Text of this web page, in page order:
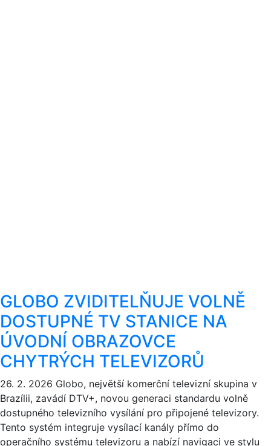
GLOBO ZVIDITELŇUJE VOLNĚ
DOSTUPNÉ TV STANICE NA
ÚVODNÍ OBRAZOVCE
CHYTRÝCH TELEVIZORŮ
26. 2. 2026 Globo, největší komerční televizní skupina v
Brazílii, zavádí DTV+, novou generaci standardu volně
dostupného televizního vysílání pro připojené televizory.
Tento systém integruje vysílací kanály přímo do
operačního systému televizoru a nabízí navigaci ve stylu